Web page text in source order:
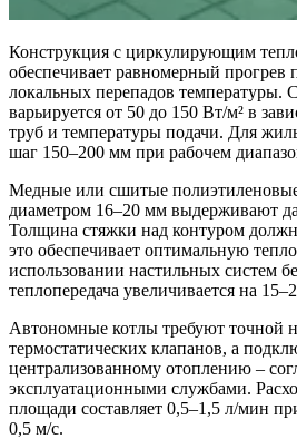
Конструкция с циркулирующим
обеспечивает равномерный прогрев
локальных перепадов температуры.
варьируется от 50 до 150 Вт/м² в
труб и температуры подачи. Для
шаг 150–200 мм при рабочем
Медные или сшитые
диаметром 16–20 мм выдерживают
Толщина стяжки над контуром
это обеспечивает оптимальную
использовании настильных систем
теплопередача увеличивается на
Автономные котлы требуют точной
термостатических клапанов, а
централизованному отоплению –
эксплуатационными службами.
площади составляет 0,5–1,5 л/мин
0,5 м/с.